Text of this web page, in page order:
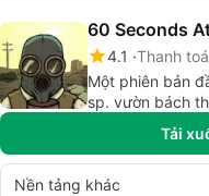
60 Seconds
4.1 Thanh
Một phiên bản
sp. vườn bách
Tải
Nền tảng khác